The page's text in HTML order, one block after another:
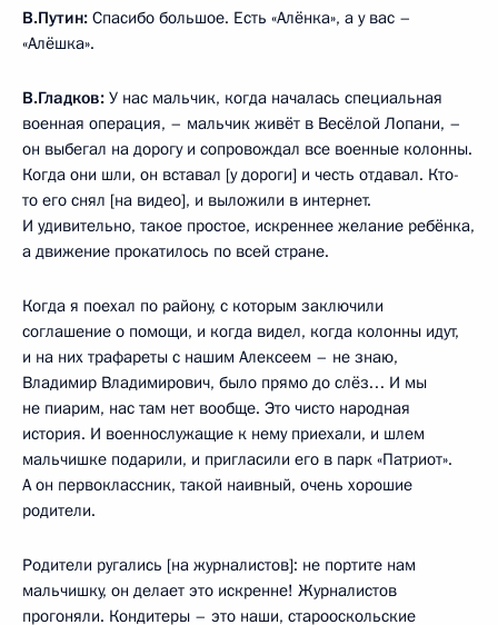
В.Путин: Спасибо большое. Есть «Алёнка», а у вас –
«Алёшка».
В.Гладков: У нас мальчик, когда началась специальная
военная операция, – мальчик живёт в Весёлой Лопани, –
он выбегал на дорогу и сопровождал все военные колонны.
Когда они шли, он вставал [у дороги] и честь отдавал. Кто-
то его снял [на видео], и выложили в интернет.
И удивительно, такое простое, искреннее желание ребёнка,
а движение прокатилось по всей стране.
Когда я поехал по району, с которым заключили
соглашение о помощи, и когда видел, когда колонны идут,
и на них трафареты с нашим Алексеем – не знаю,
Владимир Владимирович, было прямо до слёз… И мы
не пиарим, нас там нет вообще. Это чисто народная
история. И военнослужащие к нему приехали, и шлем
мальчишке подарили, и пригласили его в парк «Патриот».
А он первоклассник, такой наивный, очень хорошие
родители.
Родители ругались [на журналистов]: не портите нам
мальчишку, он делает это искренне! Журналистов
прогоняли. Кондитеры – это наши, старооскольские